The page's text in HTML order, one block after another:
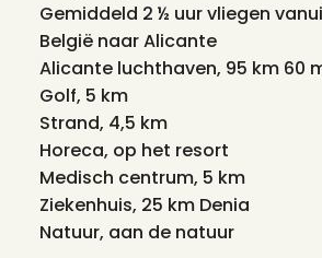
Gemiddeld 2 ½ uur vliegen
België naar Alicante
Alicante luchthaven, 95 km 60
Golf, 5 km
Strand, 4,5 km
Horeca, op het resort
Medisch centrum, 5 km
Ziekenhuis, 25 km Denia
Natuur, aan de natuur